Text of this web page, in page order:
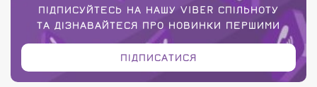
ПІДПИСУЙТЕСЬ НА НАШУ VIBER СПІЛЬНОТУ
ТА ДІЗНАВАЙТЕСЯ ПРО НОВИНКИ ПЕРШИМИ
ПІДПИСАТИСЯ